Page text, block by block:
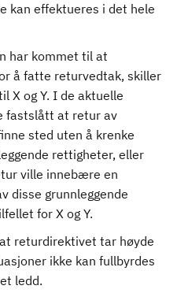
kan effektueres i det hele
har kommet til at
å fatte returvedtak, skiller
X og Y. I de aktuelle
fastslått at retur av
sted uten å krenke
rettigheter, eller
ville innebære en
disse grunnleggende
for X og Y.
returdirektivet tar høyde
ikke kan fullbyrdes
ledd.